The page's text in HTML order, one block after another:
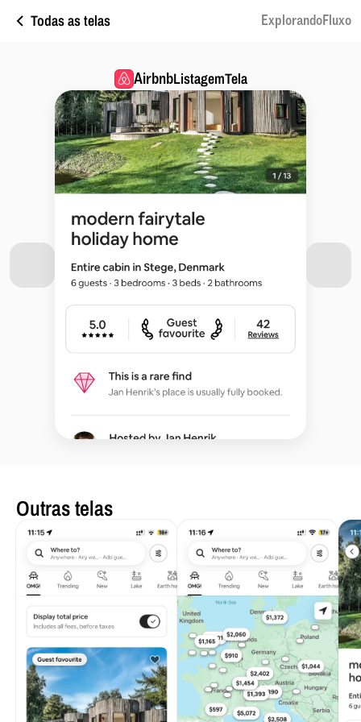
Todas as telas ExplorandoFluxo
AirbnbListagemTela
Outras telas